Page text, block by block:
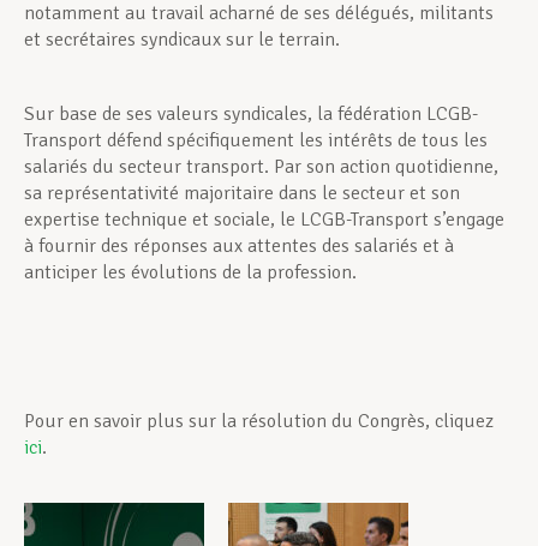
notamment au travail acharné de ses délégués, militants
et secrétaires syndicaux sur le terrain.
Sur base de ses valeurs syndicales, la fédération LCGB-
Transport défend spécifiquement les intérêts de tous les
salariés du secteur transport. Par son action quotidienne,
sa représentativité majoritaire dans le secteur et son
expertise technique et sociale, le LCGB-Transport s’engage
à fournir des réponses aux attentes des salariés et à
anticiper les évolutions de la profession.
Pour en savoir plus sur la résolution du Congrès, cliquez
ici.